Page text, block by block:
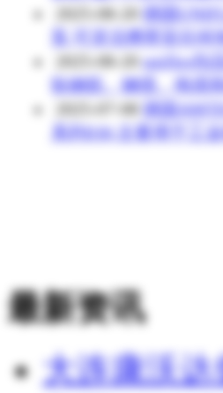
2025-08-20
德国
泵,可灵活携带至任何
2025-08-20
uniflex扣
轨钢筋、钢缆、电缆
2025-07-08
德国
系列030,主要用于工
最新资讯
大连康沃